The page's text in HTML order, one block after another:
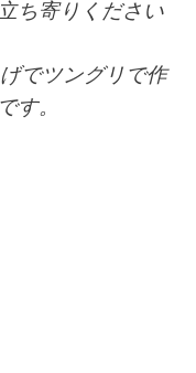
ち寄りください
でツングリで作
す。